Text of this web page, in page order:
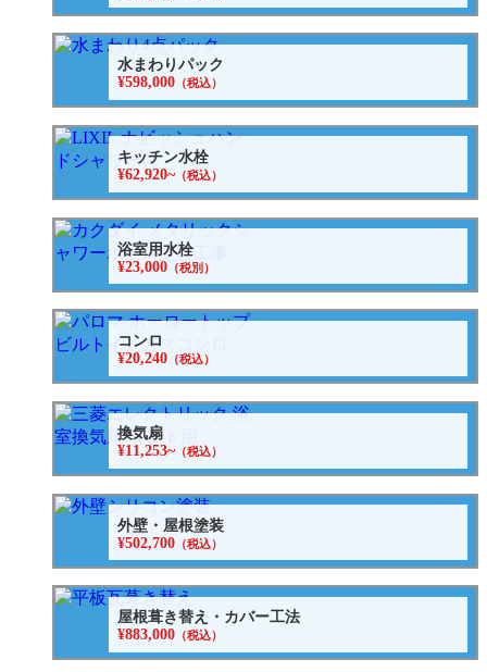
水まわりパック
¥598,000 （税込）
キッチン水栓
¥62,920~（税込）
浴室用水栓
¥23,000 （税別）
コンロ
¥20,240 （税込）
換気扇
¥11,253~（税込）
外壁・屋根塗装
¥502,700 （税込）
屋根葺き替え・カバー工法
¥883,000 （税込）